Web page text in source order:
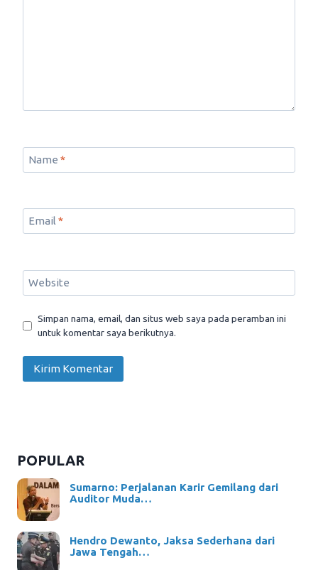
Name *
Email*
Website
Simpan nama, email, dan situs web saya pada peramban ini
untuk komentar saya berikutnya.
POPULAR
Sumarno: Perjalanan Karir Gemilang dari
Auditor Muda…
Hendro Dewanto, Jaksa Sederhana dari
Jawa Tengah…